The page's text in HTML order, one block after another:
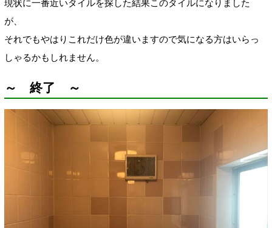
現状に一番近いタイルを探した結果このタイルになりました
が、
それでもやはりこれだけ色が違いますので気になる方はいらっ
しゃるかもしれません。
～ 終了 ～